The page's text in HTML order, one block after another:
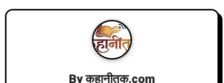
s
Byकहानीतक.com